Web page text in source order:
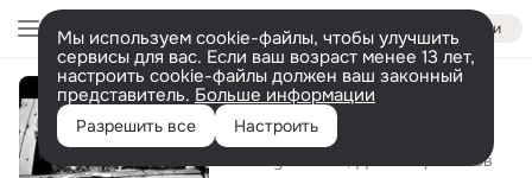
Войти
Мы используем cookie-файлы, чтобы улучшить
сервисы для вас. Если ваш возраст менее 13 лет,
настроить cookie-файлы должен ваш законный
представитель. Больше информации
Разрешить все Настроить
Фортуна
Andery Toronto, Диман Брюханов